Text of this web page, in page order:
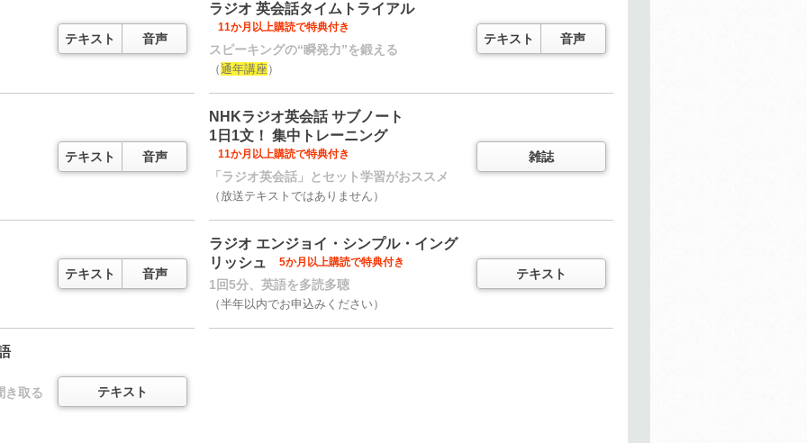
テキスト 音声
ラジオ 英会話タイムトライアル
11か月以上購読で特典付き
スピーキングの“瞬発力”を鍛える
（通年講座 ）
テキスト 音声
テキスト 音声
NHKラジオ英会話 サブノート
1日1文！ 集中トレーニング
11か月以上購読で特典付き
「ラジオ英会話」とセット学習がおススメ
（放送テキストではありません）
雑誌
テキスト 音声
ラジオ エンジョイ・シンプル・イング
リッシュ
5か月以上購読で特典付き
1回5分、英語を多読多聴
（半年以内でお申込みください）
テキスト
き取る テキスト